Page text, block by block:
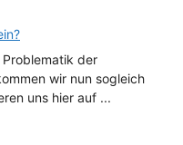
der
wir nun sogleich
uns hier auf ...